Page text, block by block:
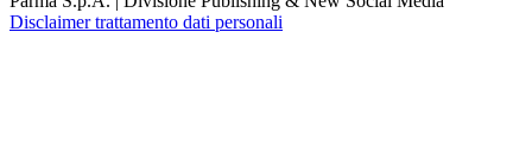
Disclaimer trattamento dati personali